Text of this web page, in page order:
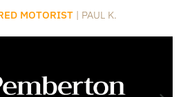
MOTORIST | PAUL K.